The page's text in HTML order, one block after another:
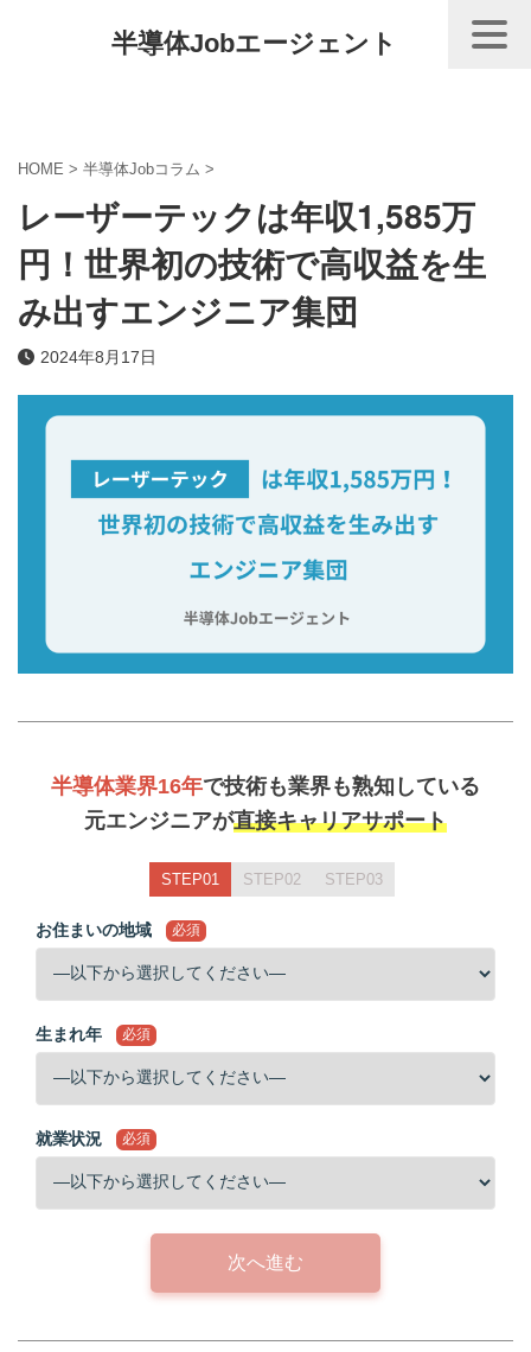
半導体Jobエージェント
HOME > 半導体Jobコラム >
レーザーテックは年収1,585万
円！世界初の技術で高収益を生
み出すエンジニア集団
2024年8月17日
半導体業界16年で技術も業界も熟知している
元エンジニアが直接キャリアサポート
STEP01 STEP02 STEP03
お住まいの地域 必須
生まれ年 必須
就業状況 必須
次へ進む